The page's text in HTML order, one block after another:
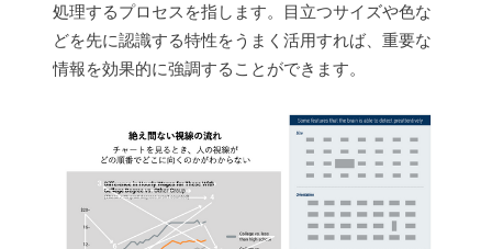
処理するプロセスを指します。目立つサイズや色な
どを先に認識する特性をうまく活用すれば、重要な
情報を効果的に強調することができます。